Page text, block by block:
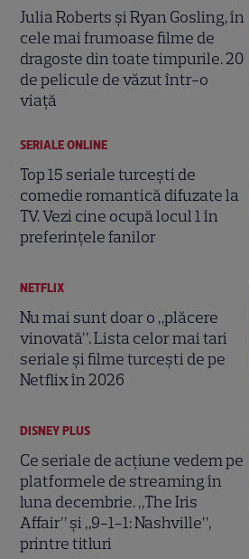
Julia Roberts și Ryan Gosling, în
cele mai frumoase filme de
dragoste din toate timpurile. 20
de pelicule de văzut într-o
viață
SERIALE ONLINE
Top 15 seriale turcești de
comedie romantică difuzate la
TV. Vezi cine ocupă locul 1 în
preferințele fanilor
NETFLIX
Nu mai sunt doar o „plăcere
vinovată”. Lista celor mai tari
seriale și filme turcești de pe
Netflix în 2026
DISNEY PLUS
Ce seriale de acțiune vedem pe
platformele de streaming în
luna decembrie. „The Iris
Affair” și „9-1-1: Nashville”,
printre titluri